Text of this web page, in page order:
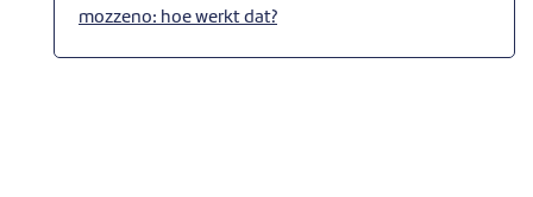
mozzeno: hoe werkt dat?